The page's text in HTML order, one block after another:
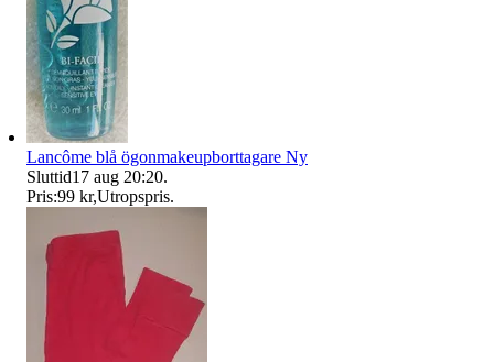
Lancôme blå ögonmakeupborttagare Ny
Sluttid17 aug 20:20.
Pris:99 kr,Utropspris.